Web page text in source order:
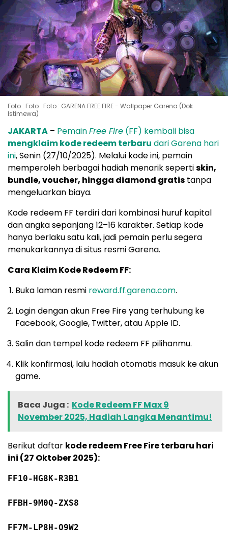
Foto : Foto : Foto : GARENA FREE FIRE - Wallpaper Garena (Dok
Istimewa)
JAKARTA – PemainFree Fire (FF) kembali bisa
mengklaim kode redeem terbaru dari Garena hari
ini, Senin (27/10/2025). Melalui kode ini, pemain
memperoleh berbagai hadiah menarik sepertiskin,
bundle, voucher, hingga diamond gratis tanpa
mengeluarkan biaya.
Kode redeem FF terdiri dari kombinasi huruf kapital
dan angka sepanjang 12–16 karakter. Setiap kode
hanya berlaku satu kali, jadi pemain perlu segera
menukarkannya di situs resmi Garena.
Cara Klaim Kode Redeem FF:
Buka laman resmi reward.ff.garena.com.
Login dengan akun Free Fire yang terhubung ke
Facebook, Google, Twitter, atau Apple ID.
Salin dan tempel kode redeem FF pilihanmu.
Klik konfirmasi, lalu hadiah otomatis masuk ke akun
game.
Baca Juga : Kode Redeem FF Max 9
November 2025, Hadiah Langka Menantimu!
Berikut daftar kode redeem Free Fire terbaru hari
ini (27 Oktober 2025):
FF10-HG8K-R3B1
FFBH-9M0Q-ZXS8
FF7M-LP8H-O9W2